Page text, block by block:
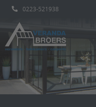
0223-521938